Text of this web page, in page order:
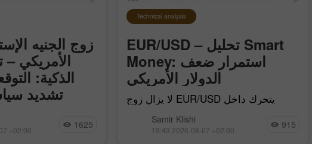
زوج الجنيه
الأمريكي –
الذكية:
تشديد
تحرك زوج الجنيه
الأمريكي هذا الأسبوع
+02:00 1625
Technical analysis
EUR/USD – تحليل Smart
Money: استمرار ضعف
الدولار الأمريكي
لا يزال زوج EUR/USD يتحرك داخل
أبريل، لكن مع مرور كل يوم يقترب
المشترون أكثر من ترسيخ اتجاههم
Samir Klishi
19:43 2026-08-07 +02:00 915